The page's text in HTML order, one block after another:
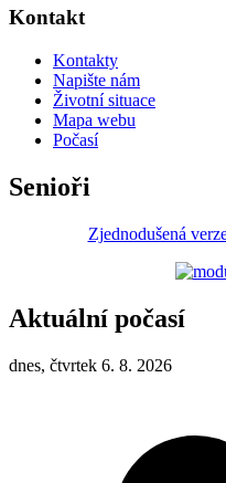
Kontakt
Kontakty
Napište nám
Životní situace
Mapa webu
Počasí
Senioři
Zjednodušená
Aktuální počasí
dnes, čtvrtek 6. 8. 2026